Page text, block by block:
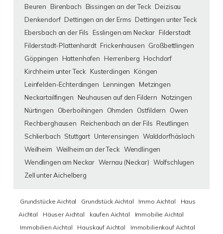
Beuren
Birenbach Bissingen an der Teck Deizisau
Denkendorf Dettingen an der Erms Dettingen unter Teck
Ebersbach an der Fils
Esslingen am Neckar Filderstadt
Filderstadt-Plattenhardt Frickenhausen Großbettlingen
Göppingen
Hattenhofen Herrenberg Hochdorf
Kirchheim unter Teck
Kusterdingen
Köngen
Leinfelden-Echterdingen
Lenningen
Metzingen
Neckartailfingen
Neuhausen auf den Fildern
Notzingen
Nürtingen
Oberboihingen Ohmden Ostfildern
Owen
Rechberghausen
Reichenbach an der Fils Reutlingen
Schlierbach Stuttgart Unterensingen Walddorfhäslach
Weilheim Weilheim an der Teck Wendlingen
Wendlingen am Neckar Wernau (Neckar) Wolfschlugen
Zell unter Aichelberg
Grundstücke Aichtal Grundstück Aichtal Immo Aichtal
Haus
Aichtal
Häuser Aichtal kaufen Aichtal
Immobilie Aichtal
Immobilien Aichtal
Hauskauf Aichtal
Immobilienkauf Aichtal